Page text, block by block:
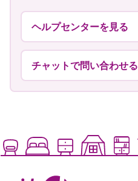
ヘルプセンターを見る
チャットで問い合わせる